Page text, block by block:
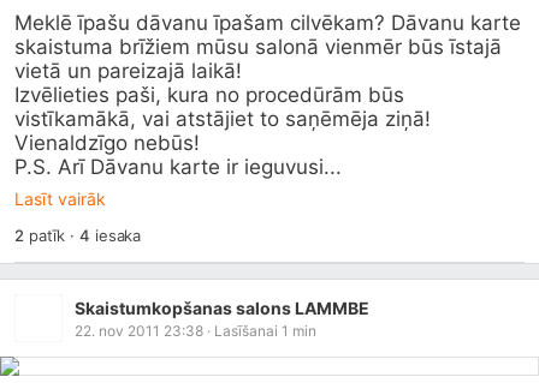
Meklē īpašu dāvanu īpašam cilvēkam? Dāvanu karte
skaistuma brīžiem mūsu salonā vienmēr būs īstajā
vietā un pareizajā laikā!
Izvēlieties paši, kura no procedūrām būs
vistīkamākā, vai atstājiet to saņēmēja ziņā!
Vienaldzīgo nebūs!
P.S. Arī Dāvanu karte ir ieguvusi...
Lasīt vairāk
2 patīk ·4 iesaka
Skaistumkopšanas salons LAMMBE
22. nov 2011 23:38 · Lasīšanai 1 min